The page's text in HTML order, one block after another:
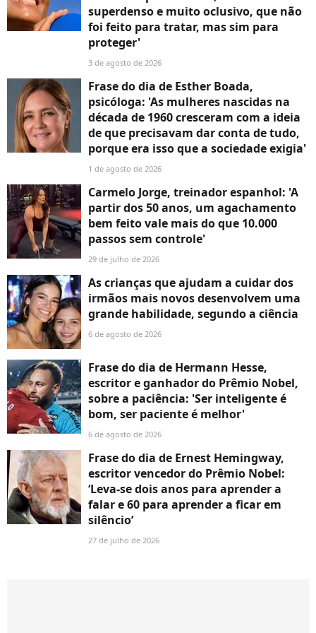
superdenso e muito oclusivo, que não
foi feito para tratar, mas sim para
proteger'
3 de agosto de 2026
Frase do dia de Esther Boada,
psicóloga: 'As mulheres nascidas na
década de 1960 cresceram com a ideia
de que precisavam dar conta de tudo,
porque era isso que a sociedade exigia'
1 de agosto de 2026
Carmelo Jorge, treinador espanhol: 'A
partir dos 50 anos, um agachamento
bem feito vale mais do que 10.000
passos sem controle'
29 de julho de 2026
As crianças que ajudam a cuidar dos
irmãos mais novos desenvolvem uma
grande habilidade, segundo a ciência
6 de agosto de 2026
Frase do dia de Hermann Hesse,
escritor e ganhador do Prêmio Nobel,
sobre a paciência: 'Ser inteligente é
bom, ser paciente é melhor'
6 de agosto de 2026
Frase do dia de Ernest Hemingway,
escritor vencedor do Prêmio Nobel:
‘Leva-se dois anos para aprender a
falar e 60 para aprender a ficar em
silêncio’
27 de julho de 2026